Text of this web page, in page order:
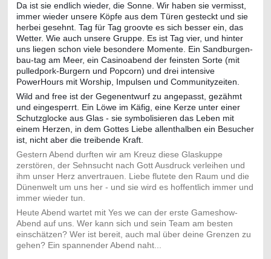
Da ist sie endlich wieder, die Sonne. Wir haben sie vermisst,
immer wieder unsere Köpfe aus dem Türen gesteckt und sie
herbei gesehnt. Tag für Tag groovte es sich besser ein, das
Wetter. Wie auch unsere Gruppe. Es ist Tag vier, und hinter
uns liegen schon viele besondere Momente. Ein Sandburgen-
bau-tag am Meer, ein Casinoabend der feinsten Sorte (mit
pulledpork-Burgern und Popcorn) und drei intensive
PowerHours mit Worship, Impulsen und Communityzeiten.
Wild and free ist der Gegenentwurf zu angepasst, gezähmt
und eingesperrt. Ein Löwe im Käfig, eine Kerze unter einer
Schutzglocke aus Glas - sie symbolisieren das Leben mit
einem Herzen, in dem Gottes Liebe allenthalben ein Besucher
ist, nicht aber die treibende Kraft.
Gestern Abend durften wir am Kreuz diese Glaskuppe
zerstören, der Sehnsucht nach Gott Ausdruck verleihen und
ihm unser Herz anvertrauen. Liebe flutete den Raum und die
Dünenwelt um uns her - und sie wird es hoffentlich immer und
immer wieder tun.
Heute Abend wartet mit Yes we can der erste Gameshow-
Abend auf uns. Wer kann sich und sein Team am besten
einschätzen? Wer ist bereit, auch mal über deine Grenzen zu
gehen? Ein spannender Abend naht...